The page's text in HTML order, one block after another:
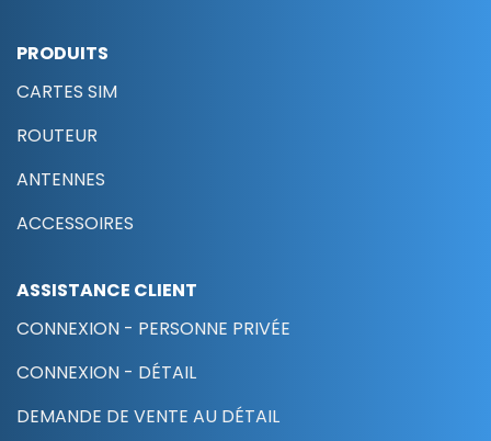
PRODUITS
CARTES SIM
ROUTEUR
ANTENNES
ACCESSOIRES
ASSISTANCE CLIENT
CONNEXION - PERSONNE PRIVÉE
CONNEXION - DÉTAIL
DEMANDE DE VENTE AU DÉTAIL